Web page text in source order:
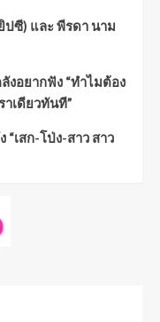
ปซี) และ พีรดา นาม
งอยากฟัง “ทำไมต้อง
าเดียวทันที”
เสก-โป่ง-สาว สาว